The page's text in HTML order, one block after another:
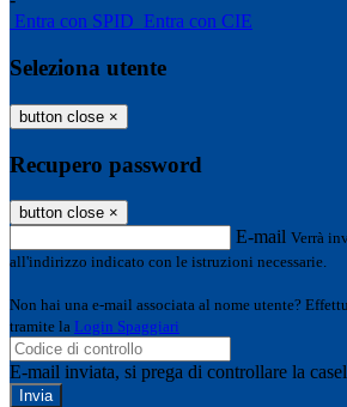
Entra con SPID Entra con CIE
Seleziona utente
button close ×
Recupero password
button close ×
E-mail Verrà
all'indirizzo indicato con le istruzioni necessarie.
Non hai una e-mail associata al nome utente?
tramite la Login Spaggiari
E-mail inviata, si prega di controllare la